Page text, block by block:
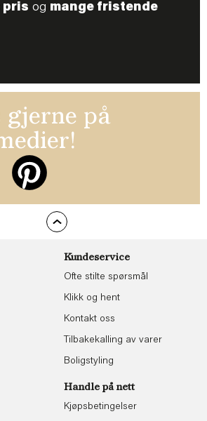
pris og mange fristende
gjerne på
Kundeservice
Ofte stilte spørsmål
Klikk og hent
Kontakt oss
Tilbakekalling av varer
Boligstyling
Handle på nett
Kjøpsbetingelser